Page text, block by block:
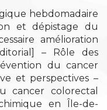
hebdomadaire
et dépistage du
amélioration
– Rôle des
du cancer
et perspectives –
cancer colorectal
en Île-de-